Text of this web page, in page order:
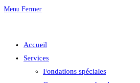
Menu Fermer
Accueil
Services
Fondations spéciales